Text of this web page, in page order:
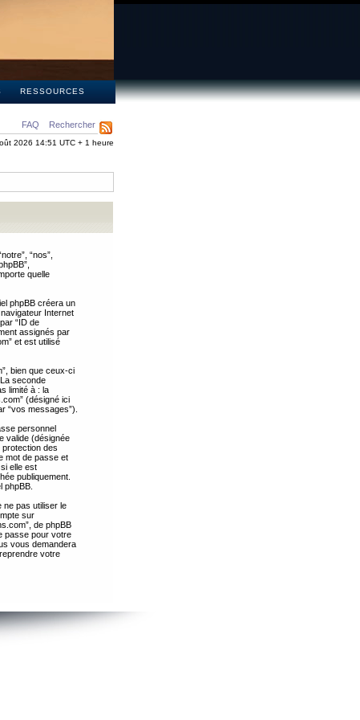
RESSOURCES
FAQ Rechercher
2026 14:51 UTC + 1 heure
“nos”,
quelle
phpBB créera un
Internet
“ID de
assignés par
et est utilisé
bien que ceux-ci
seconde
limité à : la
(désigné ici
“vos messages”).
personnel
valide (désignée
protection des
mot de passe et
elle est
publiquement.
phpBB.
ne pas utiliser le
sur
de phpBB
passe pour votre
vous demandera
votre